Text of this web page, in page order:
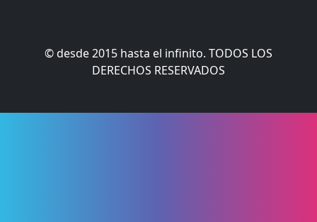
© desde 2015 hasta el infinito. TODOS LOS
DERECHOS RESERVADOS